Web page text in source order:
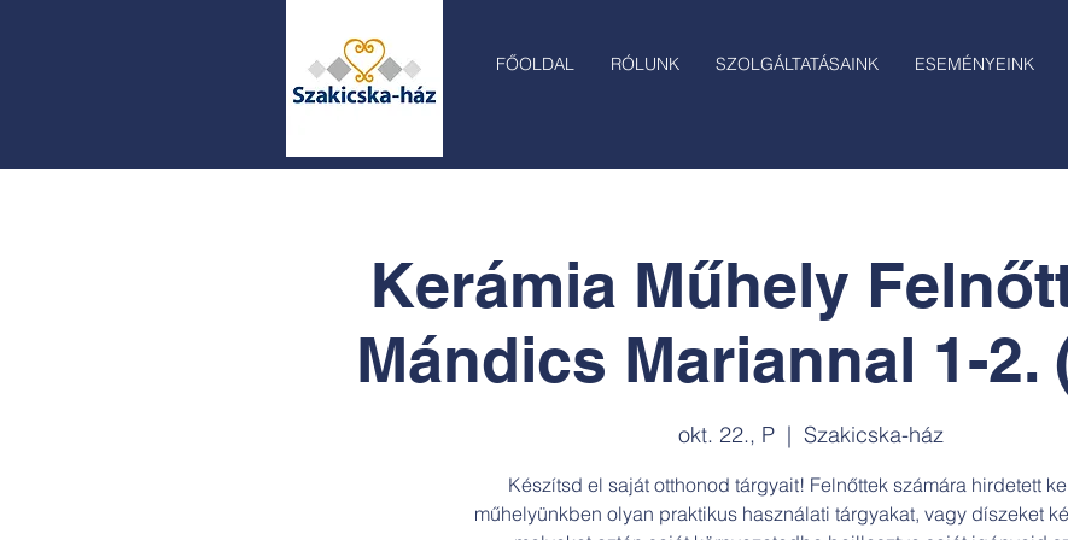
FŐOLDAL RÓLUNK SZOLGÁLTATÁSAINK ESEMÉNYEINK
Kerámia Műhely
Mándics Mariannal 1-2.
okt. 22., P
  |
Szakicska-ház
Készítsd el saját otthonod tárgyait! Felnőttek számára hirdetett
műhelyünkben olyan praktikus használati tárgyakat, vagy díszeket